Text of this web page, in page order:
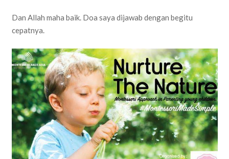
Dan Allah maha baik. Doa saya dijawab dengan begitu
cepatnya.